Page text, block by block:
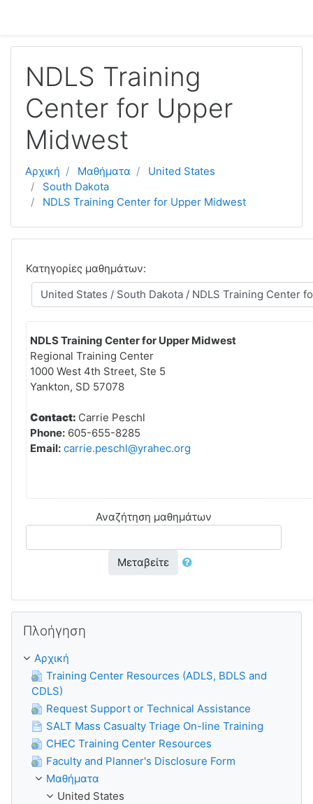
NDLS Training
Center for Upper
Midwest
Αρχική Μαθήματα
United States
South Dakota
NDLS Training Center for Upper Midwest
Κατηγορίες μαθημάτων:
NDLS Training Center for Upper Midwest
Regional Training Center
1000 West 4th Street, Ste 5
Yankton, SD 57078
Contact: Carrie Peschl
Phone: 605-655-8285
Email: carrie.peschl@yrahec.org
Αναζήτηση μαθημάτων
Μεταβείτε
Πλοήγηση
Αρχική
Training Center Resources (ADLS, BDLS and
CDLS)
Request Support or Technical Assistance
SALT Mass Casualty Triage On-line Training
CHEC Training Center Resources
Faculty and Planner's Disclosure Form
Μαθήματα
United States